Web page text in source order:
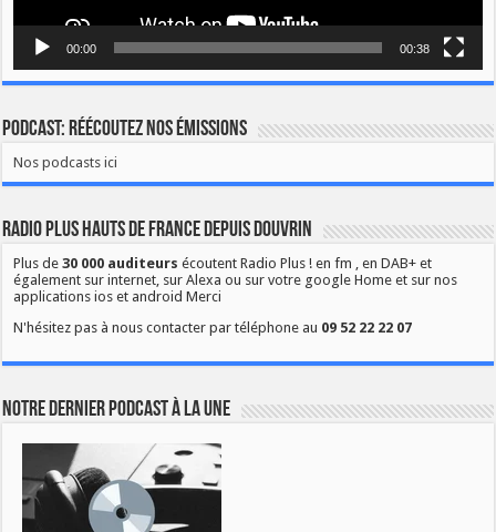
00:00 00:38
Podcast: Réécoutez nos émissions
Nos podcasts ici
Radio Plus Hauts de France depuis Douvrin
Plus de30 000 auditeurs écoutent Radio Plus ! en fm , en DAB+ et
également sur internet, sur Alexa ou sur votre google Home et sur nos
applications ios et android Merci
N'hésitez pas à nous contacter par téléphone au 09 52 22 22 07
Notre dernier podcast à la une